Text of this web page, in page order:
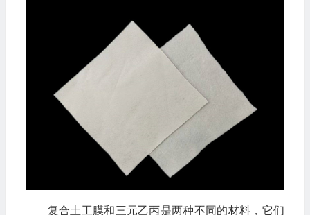
复合土工膜和三元乙丙是两种不同的材料，它们